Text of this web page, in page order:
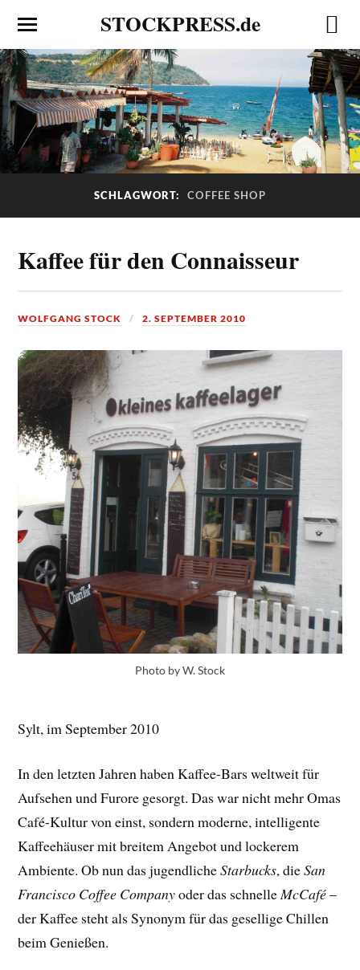
STOCKPRESS.de
SCHLAGWORT: COFFEE SHOP
Kaffee für den Connaisseur
WOLFGANG STOCK 2. SEPTEMBER 2010
Photo by W. Stock
Sylt, im September 2010
In den letzten Jahren haben Kaffee-Bars weltweit für
Aufsehen und Furore gesorgt. Das war nicht mehr Omas
Café-Kultur von einst, sondern moderne, intelligente
Kaffeehäuser mit breitem Angebot und lockerem
Ambiente. Ob nun das jugendlicheStarbucks, dieSan
Francisco Coffee Companyoder das schnelleMcCafé–
der Kaffee steht als Synonym für das gesellige Chillen
beim Genießen.